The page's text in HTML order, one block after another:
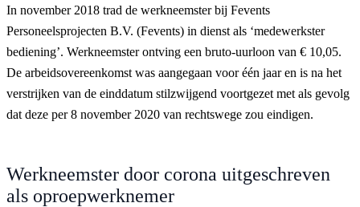
In november 2018 trad de werkneemster bij Fevents
Personeelsprojecten B.V. (Fevents) in dienst als ‘medewerkster
bediening’. Werkneemster ontving een bruto-uurloon van € 10,05.
De arbeidsovereenkomst was aangegaan voor één jaar en is na het
verstrijken van de einddatum stilzwijgend voortgezet met als gevolg
dat deze per 8 november 2020 van rechtswege zou eindigen.
Werkneemster door corona uitgeschreven
als oproepwerknemer